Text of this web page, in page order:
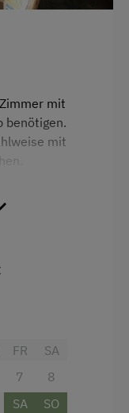
mit
benötigen.
mit
FR
7
SA
8
SA
SO